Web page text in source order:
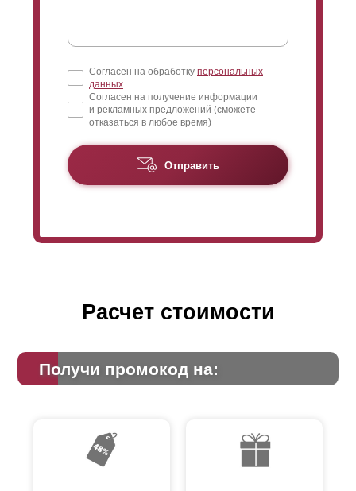
возможность есть, если заказчик посчитает это
необходимым. После выполнения всех
Согласен на обработку персональных
данных
Согласен на получение информации
и рекламных предложений (сможете
отказаться в любое время)
Отправить
Расчет стоимости
Получи промокод на: